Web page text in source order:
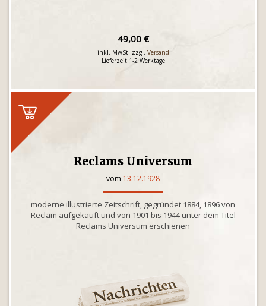
49,00 €
inkl. MwSt. zzgl. Versand
Lieferzeit 1-2 Werktage
Reclams Universum
vom 13.12.1928
moderne illustrierte Zeitschrift, gegründet 1884, 1896 von
Reclam aufgekauft und von 1901 bis 1944 unter dem Titel
Reclams Universum erschienen